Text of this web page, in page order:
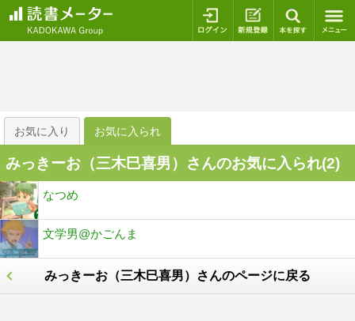
ログイン 新規登録
お気に入り お気に入られ
みっきーお（三木巳喜男）さんのお気に入られ(2)
なつめ
文学男@かごんま
みっきーお（三木巳喜男）さんのページに戻る